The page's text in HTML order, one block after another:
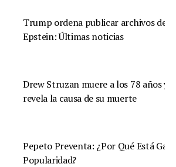
Trump ordena publicar archivos de
Epstein: Últimas noticias
Drew Struzan muere a los 78 años y
revela la causa de su muerte
Pepeto Preventa: ¿Por Qué Está
Popularidad?